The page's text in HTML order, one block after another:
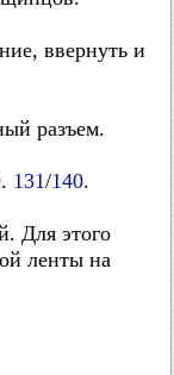
ввернуть и
разъем.
131/140.
Для этого
ленты на